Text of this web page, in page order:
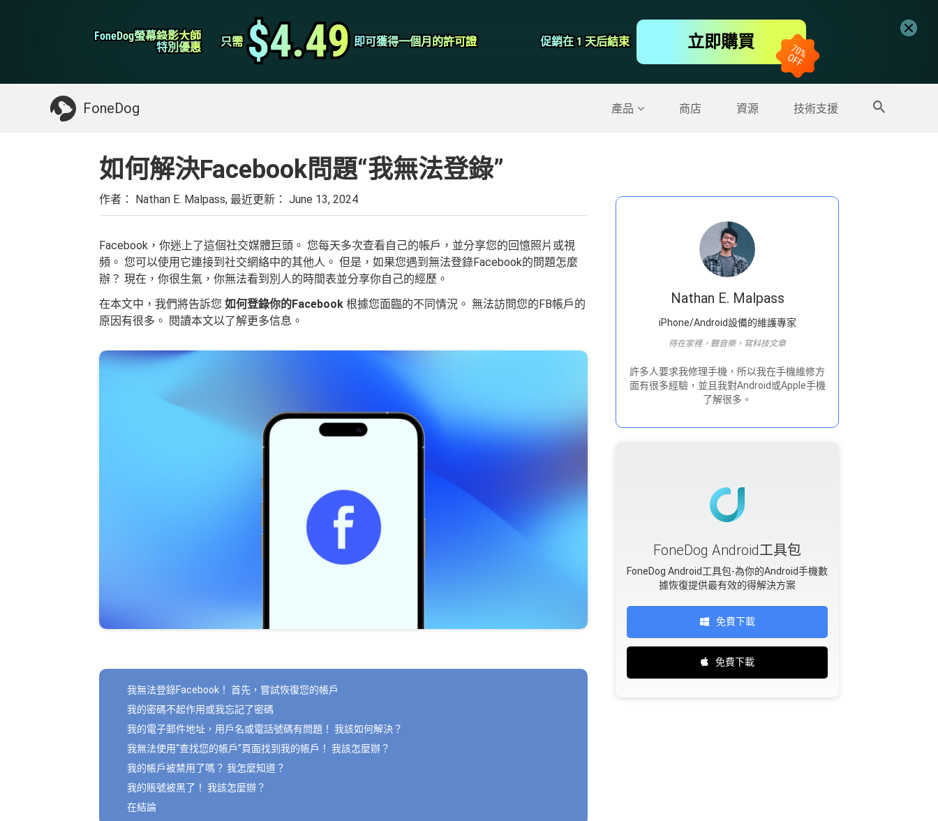
FoneDog螢幕錄影大師
FoneDog螢幕錄影大師
特別優惠
特別優惠 只需
只需 $4.49
$4.49 即可獲得一個月的許可證
即可獲得一個月的許可證 促銷在 1 天后結束
促銷在 1 天后結束 立即購買
FoneDog 產品 商店 資源 技術支援
iPhone 清理 屏幕錄像大師
你可能需要的東西： 更多產品
如何解決Facebook問題“我無法登錄”
作者： Nathan E. Malpass, 最近更新： June 13, 2024
Facebook，你迷上了這個社交媒體巨頭。 您每天多次查看自己的帳戶，並分享您的回憶照片或視
頻。 您可以使用它連接到社交網絡中的其他人。 但是，如果您遇到無法登錄Facebook的問題怎麼
辦？ 現在，你很生氣，你無法看到別人的時間表並分享你自己的經歷。
在本文中，我們將告訴您 如何登錄你的Facebook 根據您面臨的不同情況。 無法訪問您的FB帳戶的
原因有很多。 閱讀本文以了解更多信息。
我無法登錄Facebook！ 首先，嘗試恢復您的帳戶
我的密碼不起作用或我忘記了密碼
我的電子郵件地址，用戶名或電話號碼有問題！ 我該如何解決？
我無法使用“查找您的帳戶”頁面找到我的帳戶！ 我該怎麼辦？
我的帳戶被禁用了嗎？ 我怎麼知道？
我的賬號被黑了！ 我該怎麼辦？
在結論
Nathan E. Malpass
iPhone/Android設備的維護專家
待在家裡，聽音樂，寫科技文章
許多人要求我修理手機，所以我在手機維修方
面有很多經驗，並且我對Android或Apple手機
了解很多。
FoneDog Android工具包
FoneDog Android工具包-為你的Android手機數
據恢復提供最有效的得解決方案
免費下載
免費下載